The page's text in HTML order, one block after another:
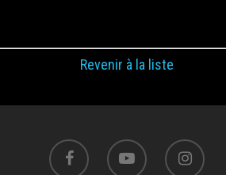
Revenir à la liste